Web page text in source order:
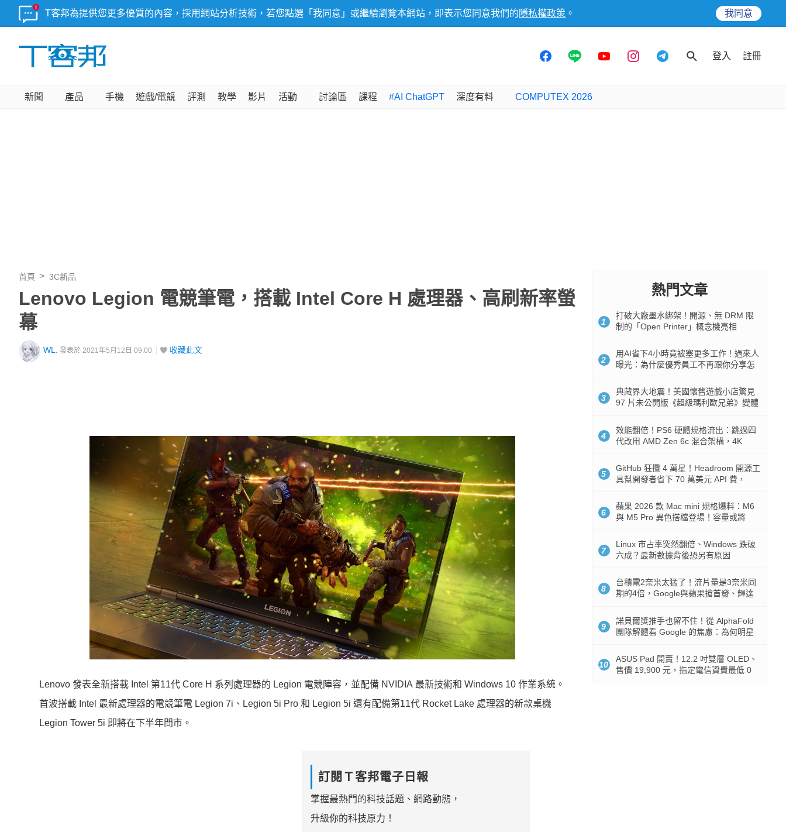
T客邦為提供您更多優質的內容，採用網站分析技術，若您點選「我同意」或繼續瀏覽本網站，即表示您同意我們的 隱私權政策 。 我同意
登入 註冊
新聞 產品 手機 遊戲/電競 評測 教學 影片 活動 討論區 課程 #AI ChatGPT 深度有料 COMPUTEX 2026
首頁 3C新品
Lenovo Legion 電競筆電，搭載 Intel Core H 處理器、高刷新率螢
幕
WL. 發表於 2021年5月12日 09:00 收藏此文
Lenovo 發表全新搭載 Intel 第11代 Core H 系列處理器的 Legion 電競陣容，並配備 NVIDIA 最新技術和 Windows 10 作業系統。
首波搭載 Intel 最新處理器的電競筆電 Legion 7i、Legion 5i Pro 和 Legion 5i 還有配備第11代 Rocket Lake 處理器的新款桌機
Legion Tower 5i 即將在下半年問市。
訂閱Ｔ客邦電子日報
掌握最熱門的科技話題、網路動態，
升級你的科技原力！
熱門文章
1
打破大廠墨水綁架！開源、無 DRM 限
制的「Open Printer」概念機亮相
2
用AI省下4小時竟被塞更多工作！過來人
曝光：為什麼優秀員工不再跟你分享怎
3
典藏界大地震！美國懷舊遊戲小店驚見
97 片未公開版《超級瑪利歐兄弟》變體
4
效能翻倍！PS6 硬體規格流出：跳過四
代改用 AMD Zen 6c 混合架構，4K
5
GitHub 狂攬 4 萬星！Headroom 開源工
具幫開發者省下 70 萬美元 API 費，
6
蘋果 2026 款 Mac mini 規格爆料：M6
與 M5 Pro 異色搭檔登場！容量或將
7
Linux 市占率突然翻倍、Windows 跌破
六成？最新數據背後恐另有原因
8
台積電2奈米太猛了！流片量是3奈米同
期的4倍，Google與蘋果搶首發、輝達
9
諾貝爾獎推手也留不住！從 AlphaFold
團隊解體看 Google 的焦慮：為何明星
10
ASUS Pad 開賣！12.2 吋雙層 OLED、
售價 19,900 元，指定電信資費最低 0